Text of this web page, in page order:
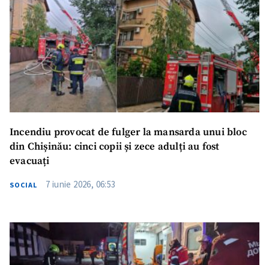
Trimite o informație
Despre ZdG
in English
на русском
Incendiu provocat de fulger la mansarda unui bloc
din Chișinău: cinci copii și zece adulți au fost
evacuați
SOCIAL 7 iunie 2026, 06:53